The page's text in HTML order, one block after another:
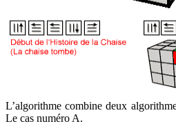
L’algorithme combine deux
Le cas numéro A.